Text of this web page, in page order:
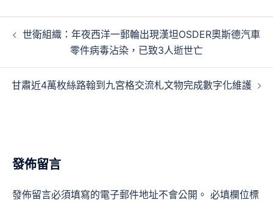
章
覽
世衛組織：年夜西洋一郵輪出現漢坦OSDER奧斯德汽車
零件病毒沾染，已致3人逝世亡
甘肅近4萬枚絲路翰到九宮格交流札文物完成數字化維護
發佈留言
發佈留言必須填寫的電子郵件地址不會公開。 必填欄位標